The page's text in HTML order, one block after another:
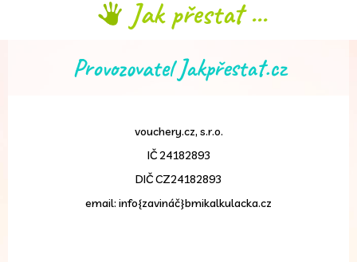
Jak přestat ...
Provozovatel Jakpřestat.cz
vouchery.cz, s.r.o.
IČ 24182893
DIČ CZ24182893
email: info{zavináč}bmikalkulacka.cz